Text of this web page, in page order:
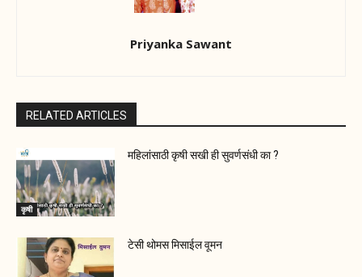
Priyanka Sawant
RELATED ARTICLES
कृषी
महिलांसाठी कृषी सखी ही सुवर्णसंधी का ?
टेसी थोमस मिसाईल वूमन